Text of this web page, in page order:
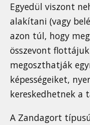
Egyedül viszont
alakítani (vagy
azon túl, hogy
összevont
megoszthatják
képességeiket,
kereskedhetnek a
A Zandagort